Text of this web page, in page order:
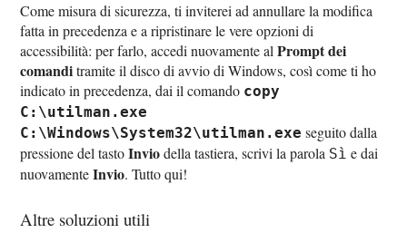
Come misura di sicurezza, ti inviterei ad annullare la modifica
fatta in precedenza e a ripristinare le vere opzioni di
accessibilità: per farlo, accedi nuovamente alPrompt dei
comanditramite il disco di avvio di Windows, così come ti ho
indicato in precedenza, dai il comando copy
C:\utilman.exe
C:\Windows\System32\utilman.exe seguito dalla
pressione del tastoInviodella tastiera, scrivi la parola Sì e dai
nuovamenteInvio. Tutto qui!
Altre soluzioni utili